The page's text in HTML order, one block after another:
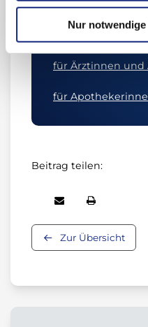
Nur
Anmeldung und
für Ärztinnen und
für
Beitrag teilen:
Zur Übersicht